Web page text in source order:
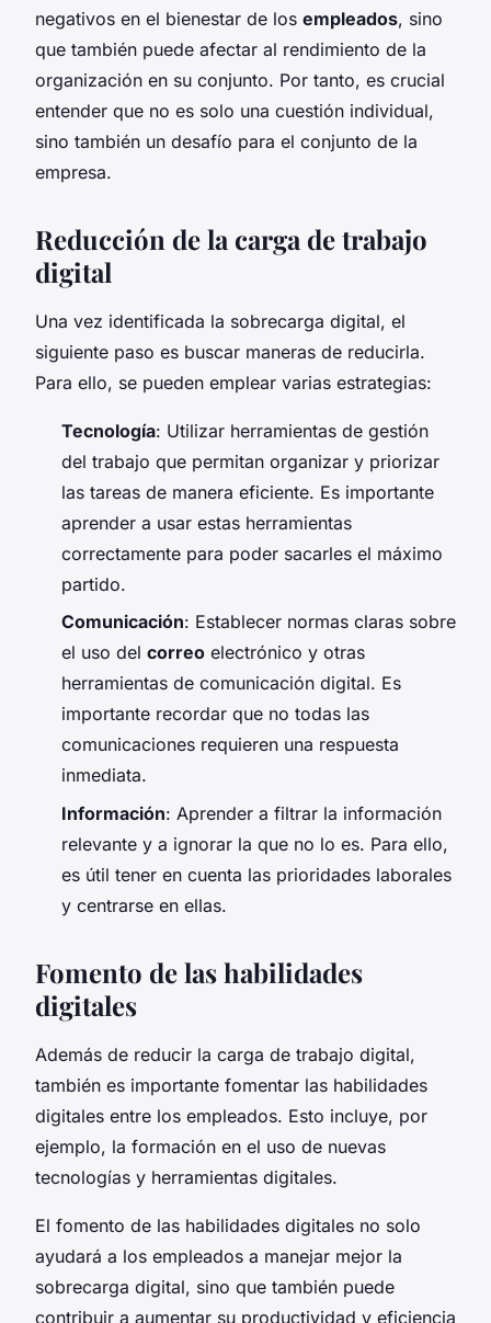
negativos en el bienestar de los empleados, sino
que también puede afectar al rendimiento de la
organización en su conjunto. Por tanto, es crucial
entender que no es solo una cuestión individual,
sino también un desafío para el conjunto de la
empresa.
Reducción de la carga de trabajo
digital
Una vez identificada la sobrecarga digital, el
siguiente paso es buscar maneras de reducirla.
Para ello, se pueden emplear varias estrategias:
Tecnología: Utilizar herramientas de gestión
del trabajo que permitan organizar y priorizar
las tareas de manera eficiente. Es importante
aprender a usar estas herramientas
correctamente para poder sacarles el máximo
partido.
Comunicación: Establecer normas claras sobre
el uso del correo electrónico y otras
herramientas de comunicación digital. Es
importante recordar que no todas las
comunicaciones requieren una respuesta
inmediata.
Información: Aprender a filtrar la información
relevante y a ignorar la que no lo es. Para ello,
es útil tener en cuenta las prioridades laborales
y centrarse en ellas.
Fomento de las habilidades
digitales
Además de reducir la carga de trabajo digital,
también es importante fomentar las habilidades
digitales entre los empleados. Esto incluye, por
ejemplo, la formación en el uso de nuevas
tecnologías y herramientas digitales.
El fomento de las habilidades digitales no solo
ayudará a los empleados a manejar mejor la
sobrecarga digital, sino que también puede
contribuir a aumentar su productividad y eficiencia